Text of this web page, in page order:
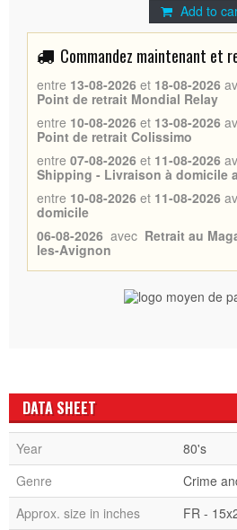
Add to
Commandez maintenant et
entre 13-08-2026 et 18-08-2026
Point de retrait Mondial Relay
entre 10-08-2026 et 13-08-2026
Point de retrait Colissimo
entre 07-08-2026 et 11-08-2026
Shipping - Livraison à domicile
entre 10-08-2026 et 11-08-2026
domicile
06-08-2026 avec Retrait au
les-Avignon
DATA SHEET
Year
80's
Genre
Crime
Approx. size in inches
FR -